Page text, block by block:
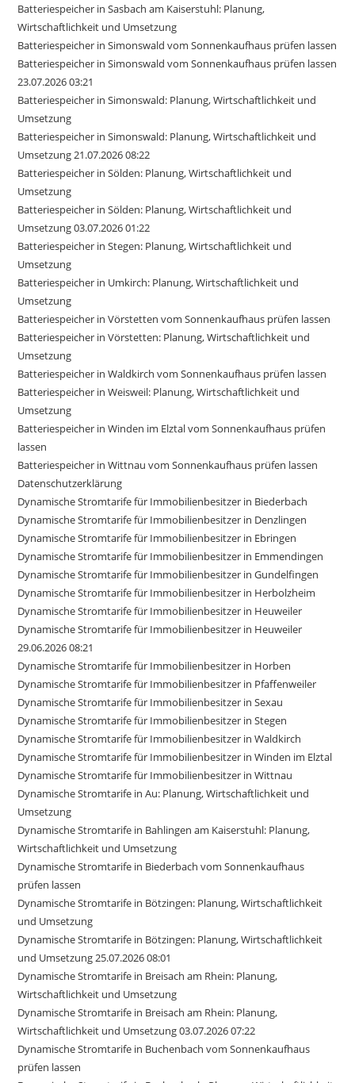
Batteriespeicher in Sasbach am Kaiserstuhl: Planung,
Wirtschaftlichkeit und Umsetzung
Batteriespeicher in Simonswald vom Sonnenkaufhaus prüfen lassen
Batteriespeicher in Simonswald vom Sonnenkaufhaus prüfen lassen
23.07.2026 03:21
Batteriespeicher in Simonswald: Planung, Wirtschaftlichkeit und
Umsetzung
Batteriespeicher in Simonswald: Planung, Wirtschaftlichkeit und
Umsetzung 21.07.2026 08:22
Batteriespeicher in Sölden: Planung, Wirtschaftlichkeit und
Umsetzung
Batteriespeicher in Sölden: Planung, Wirtschaftlichkeit und
Umsetzung 03.07.2026 01:22
Batteriespeicher in Stegen: Planung, Wirtschaftlichkeit und
Umsetzung
Batteriespeicher in Umkirch: Planung, Wirtschaftlichkeit und
Umsetzung
Batteriespeicher in Vörstetten vom Sonnenkaufhaus prüfen lassen
Batteriespeicher in Vörstetten: Planung, Wirtschaftlichkeit und
Umsetzung
Batteriespeicher in Waldkirch vom Sonnenkaufhaus prüfen lassen
Batteriespeicher in Weisweil: Planung, Wirtschaftlichkeit und
Umsetzung
Batteriespeicher in Winden im Elztal vom Sonnenkaufhaus prüfen
lassen
Batteriespeicher in Wittnau vom Sonnenkaufhaus prüfen lassen
Datenschutzerklärung
Dynamische Stromtarife für Immobilienbesitzer in Biederbach
Dynamische Stromtarife für Immobilienbesitzer in Denzlingen
Dynamische Stromtarife für Immobilienbesitzer in Ebringen
Dynamische Stromtarife für Immobilienbesitzer in Emmendingen
Dynamische Stromtarife für Immobilienbesitzer in Gundelfingen
Dynamische Stromtarife für Immobilienbesitzer in Herbolzheim
Dynamische Stromtarife für Immobilienbesitzer in Heuweiler
Dynamische Stromtarife für Immobilienbesitzer in Heuweiler
29.06.2026 08:21
Dynamische Stromtarife für Immobilienbesitzer in Horben
Dynamische Stromtarife für Immobilienbesitzer in Pfaffenweiler
Dynamische Stromtarife für Immobilienbesitzer in Sexau
Dynamische Stromtarife für Immobilienbesitzer in Stegen
Dynamische Stromtarife für Immobilienbesitzer in Waldkirch
Dynamische Stromtarife für Immobilienbesitzer in Winden im Elztal
Dynamische Stromtarife für Immobilienbesitzer in Wittnau
Dynamische Stromtarife in Au: Planung, Wirtschaftlichkeit und
Umsetzung
Dynamische Stromtarife in Bahlingen am Kaiserstuhl: Planung,
Wirtschaftlichkeit und Umsetzung
Dynamische Stromtarife in Biederbach vom Sonnenkaufhaus
prüfen lassen
Dynamische Stromtarife in Bötzingen: Planung, Wirtschaftlichkeit
und Umsetzung
Dynamische Stromtarife in Bötzingen: Planung, Wirtschaftlichkeit
und Umsetzung 25.07.2026 08:01
Dynamische Stromtarife in Breisach am Rhein: Planung,
Wirtschaftlichkeit und Umsetzung
Dynamische Stromtarife in Breisach am Rhein: Planung,
Wirtschaftlichkeit und Umsetzung 03.07.2026 07:22
Dynamische Stromtarife in Buchenbach vom Sonnenkaufhaus
prüfen lassen